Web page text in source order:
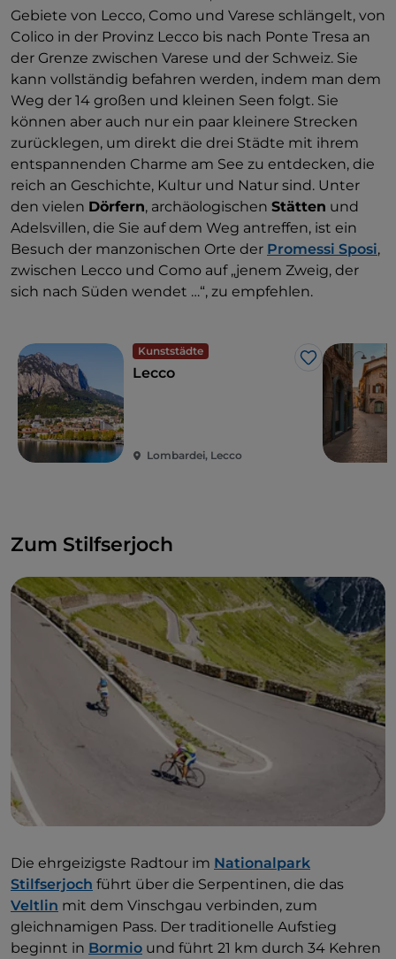
Gebiete von Lecco, Como und Varese schlängelt, von
Colico in der Provinz Lecco bis nach Ponte Tresa an
der Grenze zwischen Varese und der Schweiz. Sie
kann vollständig befahren werden, indem man dem
Weg der 14 großen und kleinen Seen folgt. Sie
können aber auch nur ein paar kleinere Strecken
zurücklegen, um direkt die drei Städte mit ihrem
entspannenden Charme am See zu entdecken, die
reich an Geschichte, Kultur und Natur sind. Unter
den vielen Dörfern, archäologischen Stätten und
Adelsvillen, die Sie auf dem Weg antreffen, ist ein
Besuch der manzonischen Orte der Promessi Sposi,
zwischen Lecco und Como auf „jenem Zweig, der
sich nach Süden wendet …“, zu empfehlen.
Kunststädte
Like
Lecco
Lombardei, Lecco
Zum Stilfserjoch
Die ehrgeizigste Radtour im Nationalpark
Stilfserjoch führt über die Serpentinen, die das
Veltlin mit dem Vinschgau verbinden, zum
gleichnamigen Pass. Der traditionelle Aufstieg
beginnt in Bormio und führt 21 km durch 34 Kehren